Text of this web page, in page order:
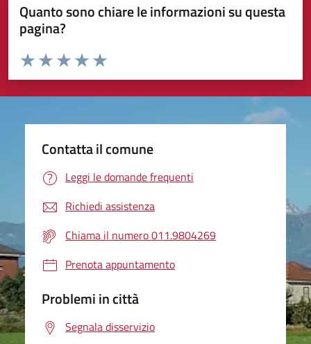
Quanto sono chiare le informazioni su questa
pagina?
Valuta da 1 a 5 stelle la pagina
Valuta 5 stelle su 5
Valuta 4 stelle su 5
Valuta 3 stelle su 5
Valuta 2 stelle su 5
Valuta 1 stelle su 5
Contatta il comune
Leggi le domande frequenti
Richiedi assistenza
Chiama il numero 011.9804269
Prenota appuntamento
Problemi in città
Segnala disservizio